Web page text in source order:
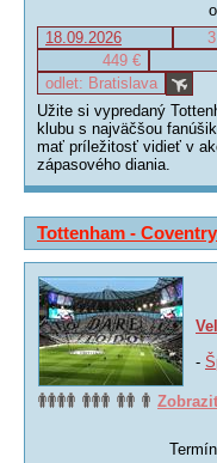
18.09.2026
449 €
odlet: Bratislava
Užite si vypredaný
klubu s najväčšou
mať príležitosť vidieť v
zápasového diania.
Tottenham -
-